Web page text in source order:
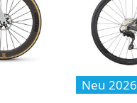
Neu 2026